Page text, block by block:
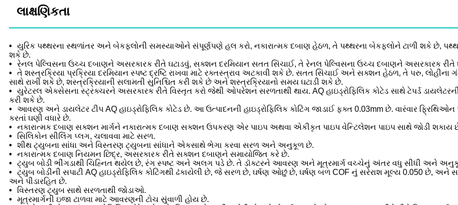
લાક્ષણિકતા
•
યુરિક પથ્થરના સ્થળાંતર અને બેકફ્લોની સમસ્યાઓને સંપૂર્ણપણે હલ કરો, નકારાત્મક દબાણ હેઠળ, તે પથ્થરના બેકફ્લોને ટાળી શકે છે,
શકે છે.
•
રેનલ પેલ્વિસના ઉચ્ચ દબાણને અસરકારક રીતે ઘટાડવું, સક્શન દરમિયાન સતત સિંચાઈ, તે રેનલ પેલ્વિસના ઉચ્ચ દબાણને અસરકારક રીતે
•
તે શસ્ત્રક્રિયા પ્રક્રિયા દરમિયાન સ્પષ્ટ દ્રષ્ટિ રાખવા માટે રક્તસ્ત્રાવ અટકાવી શકે છે. સતત સિંચાઈ અને સક્શન હેઠળ, તે પરુ, લોહીના
સાથે રાખી શકે છે, શસ્ત્રક્રિયાની સલામતી સુનિશ્ચિત કરી શકે છે અને શસ્ત્રક્રિયાનો સમય ઘટાડી શકે છે.
•
યુરેટરલ એક્સેસના સ્ટ્રક્ચરને અસરકારક રીતે વિસ્તૃત કરો જેથી ઓપરેશન સરળતાથી થાય. AQ હાઇડ્રોફિલિક કોટેડ સાથે ટેપર્ડ
કરી શકે છે.
•
આવરણ અને ડાયલેટર ટીપ AQ હાઇડ્રોફિલિક કોટેડ છે. આ ઉત્પાદનની હાઇડ્રોફિલિક કોટિંગ જાડાઈ ફક્ત 0.03mm છે. વારંવાર ફ્રિથિઓન
કરતાં ઘણી વધારે છે.
•
નકારાત્મક દબાણ સક્શન માર્ગને નકારાત્મક દબાણ સક્શન ઉપકરણ એર પાઇપ અથવા એકીકૃત પાઇપ વેન્ટિલેશન પાઇપ સાથે જોડી શકાય
•
સિલિકોન સીલિંગ પ્લગ, ચલાવવા માટે સરળ.
•
શીથ ટ્યુબના સાંધા અને વિસ્તરણ ટ્યુબના સાંધાને એકસાથે ભેગા કરવા સરળ અને અનુકૂળ છે.
•
નકારાત્મક દબાણ નિયમન છિદ્ર, અસરકારક રીતે સક્શન દબાણને સમાયોજિત કરે છે.
•
ટ્યુબ બોડી ભીંગડાથી ચિહ્નિત થયેલ છે, રંગ સ્પષ્ટ અને અલગ પડે છે. તે ડૉક્ટરને આવરણ અને મૂત્રમાર્ગ વચ્ચેનું અંતર વધુ સીધી અને અનુકૂળ
•
ટ્યુબ બોડીની સપાટી AQ હાઇડ્રોફિલિક કોટિંગથી ઢંકાયેલી છે, જે સરળ છે, ઘર્ષણ ઓછું છે, ઘર્ષણ બળ COF નું સરેરાશ મૂલ્ય 0.050 છે, અને
અને પીડારહિત છે.
•
વિસ્તરણ ટ્યુબ સાથે સરળતાથી જોડાઓ.
•
મૂત્રમાર્ગની ઇજા ટાળવા માટે આવરણની ટોચ સુંવાળી હોય છે.